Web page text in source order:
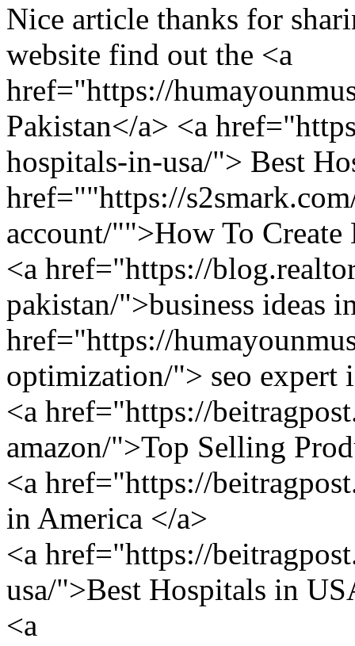
Nice article thanks for
website find out the <a
href="https://
Pakistan</a> <a
hospitals-in-usa/"> Best
href=""https://
account/"">How To
<a href="https://
pakistan/">business ideas
href="https://
optimization/"> seo expert
<a href="https://
amazon/">Top Selling
<a href="https://
in America </a>
<a href="https://
usa/">Best Hospitals in
<a